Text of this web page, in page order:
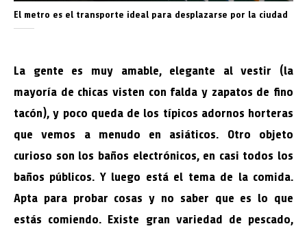
El metro es el transporte ideal para desplazarse por la ciudad
La gente es muy amable, elegante al vestir (la
mayoría de chicas visten con falda y zapatos de fino
tacón), y poco queda de los típicos adornos horteras
que vemos a menudo en asiáticos. Otro objeto
curioso son los baños electrónicos, en casi todos los
baños públicos. Y luego está el tema de la comida.
Apta para probar cosas y no saber que es lo que
estás comiendo. Existe gran variedad de pescado,